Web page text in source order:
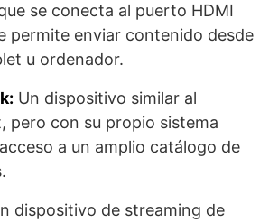
se conecta al puerto HDMI
permite enviar contenido desde
u ordenador.
Un dispositivo similar al
pero con su propio sistema
a un amplio catálogo de
dispositivo de streaming de